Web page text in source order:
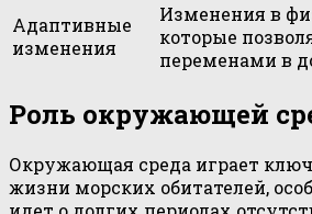
Адаптивные
изменения
Изменения в
которые
переменами в
Роль окружающей
Окружающая среда играет
жизни морских обитателей,